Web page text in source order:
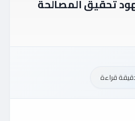
تحقيق المصالحة